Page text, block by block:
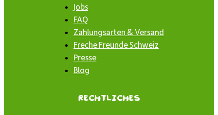
Jobs
FAQ
Zahlungsarten & Versand
Freche Freunde Schweiz
Presse
Blog
Rechtliches